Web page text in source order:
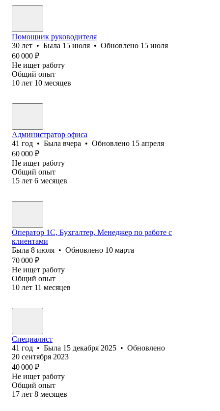
Помощник руководителя
30 лет • Была 15 июля • Обновлено 15 июля
60 000 ₽
Не ищет работу
Общий опыт
10 лет 10 месяцев
Администратор офиса
41 год • Была вчера • Обновлено 15 апреля
60 000 ₽
Не ищет работу
Общий опыт
15 лет 6 месяцев
Оператор 1С, Бухгалтер, Менеджер по работе с
клиентами
Была 8 июля • Обновлено 10 марта
70 000 ₽
Не ищет работу
Общий опыт
10 лет 11 месяцев
Специалист
41 год • Была 15 декабря 2025 • Обновлено
20 сентября 2023
40 000 ₽
Не ищет работу
Общий опыт
17 лет 8 месяцев